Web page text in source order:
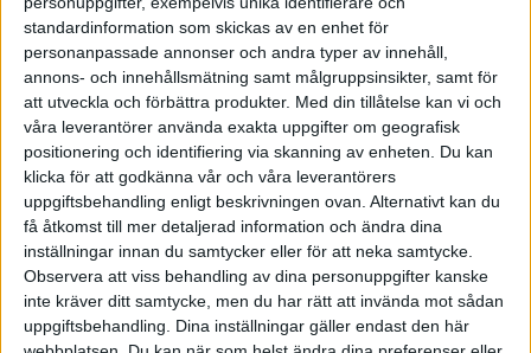
standardinformation som skickas av en enhet för
personanpassade annonser och andra typer av innehåll,
annons- och innehållsmätning samt målgruppsinsikter, samt för
att utveckla och förbättra produkter. Med din tillåtelse kan vi och
våra leverantörer använda exakta uppgifter om geografisk
positionering och identifiering via skanning av enheten. Du kan
klicka för att godkänna vår och våra leverantörers
uppgiftsbehandling enligt beskrivningen ovan. Alternativt kan du
få åtkomst till mer detaljerad information och ändra dina
inställningar innan du samtycker eller för att neka samtycke.
Observera att viss behandling av dina personuppgifter kanske
inte kräver ditt samtycke, men du har rätt att invända mot sådan
uppgiftsbehandling. Dina inställningar gäller endast den här
Tack för svar! Känns bra
1 gillning
Johanna_75 (Johanna) 21 Februari 2025 05:21
7
Tack för svar!
MaxBG (Max) 21 Februari 2025 13:44
9